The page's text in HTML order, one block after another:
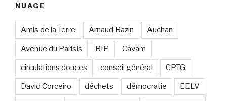
NUAGE
Amis de la Terre Arnaud Bazin Auchan
Avenue du Parisis BIP Cavam
circulations douces conseil général CPTG
David Corceiro déchets démocratie EELV